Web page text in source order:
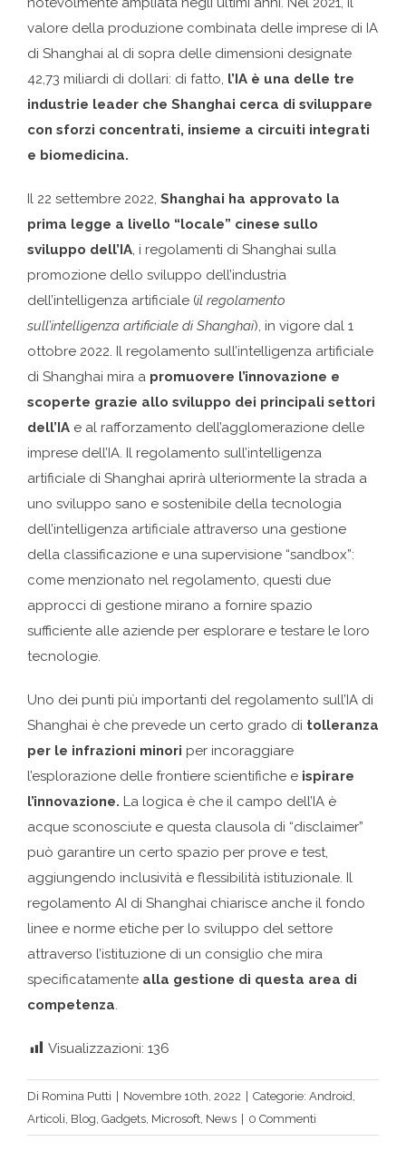
valore della produzione combinata delle imprese di IA
di Shanghai al di sopra delle dimensioni designate
42,73 miliardi di dollari: di fatto, l’IA è una delle tre
industrie leader che Shanghai cerca di sviluppare
con sforzi concentrati, insieme a circuiti integrati
e biomedicina.
Il 22 settembre 2022, Shanghai ha approvato la
prima legge a livello “locale” cinese sullo
sviluppo dell’IA, i regolamenti di Shanghai sulla
promozione dello sviluppo dell’industria
dell’intelligenza artificiale (il regolamento
sull’intelligenza artificiale di Shanghai), in vigore dal 1
ottobre 2022. Il regolamento sull’intelligenza artificiale
di Shanghai mira a promuovere l’innovazione e
scoperte grazie allo sviluppo dei principali settori
dell’IA e al rafforzamento dell’agglomerazione delle
imprese dell’IA. Il regolamento sull’intelligenza
artificiale di Shanghai aprirà ulteriormente la strada a
uno sviluppo sano e sostenibile della tecnologia
dell’intelligenza artificiale attraverso una gestione
della classificazione e una supervisione “sandbox”:
come menzionato nel regolamento, questi due
approcci di gestione mirano a fornire spazio
sufficiente alle aziende per esplorare e testare le loro
tecnologie.
Uno dei punti più importanti del regolamento sull’IA di
Shanghai è che prevede un certo grado di tolleranza
per le infrazioni minori per incoraggiare
l’esplorazione delle frontiere scientifiche e ispirare
l’innovazione. La logica è che il campo dell’IA è
acque sconosciute e questa clausola di “disclaimer”
può garantire un certo spazio per prove e test,
aggiungendo inclusività e flessibilità istituzionale. Il
regolamento AI di Shanghai chiarisce anche il fondo
linee e norme etiche per lo sviluppo del settore
attraverso l’istituzione di un consiglio che mira
specificatamente alla gestione di questa area di
competenza.
Visualizzazioni: 136
Di Romina Putti Novembre 10th, 2022 Categorie: Android,
Articoli, Blog, Gadgets, Microsoft, News 0 Commenti